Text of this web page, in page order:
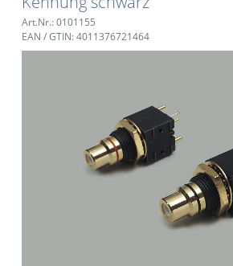
Art.Nr.: 0101155
EAN / GTIN: 4011376721464